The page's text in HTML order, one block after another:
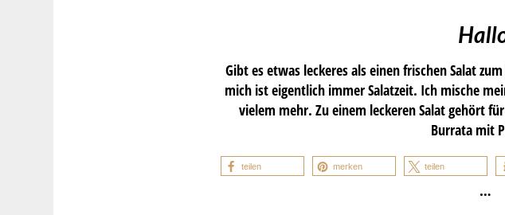
Gibt es etwas leckeres als einen frischen Salat
mich ist eigentlich immer Salatzeit. Ich mische
vielem mehr. Zu einem leckeren Salat gehört
Burrata mit
teilen merken teilen
…